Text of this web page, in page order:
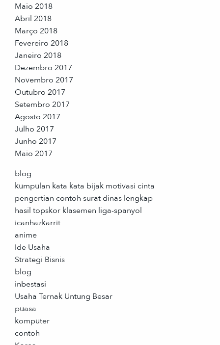
Maio 2018
Abril 2018
Março 2018
Fevereiro 2018
Janeiro 2018
Dezembro 2017
Novembro 2017
Outubro 2017
Setembro 2017
Agosto 2017
Julho 2017
Junho 2017
Maio 2017
blog
kumpulan kata kata bijak motivasi cinta
pengertian contoh surat dinas lengkap
hasil topskor klasemen liga-spanyol
icanhazkarrit
anime
Ide Usaha
Strategi Bisnis
blog
inbestasi
Usaha Ternak Untung Besar
puasa
komputer
contoh